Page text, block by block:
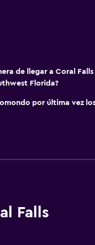
de llegar a Coral
Florida?
por última vez
Falls